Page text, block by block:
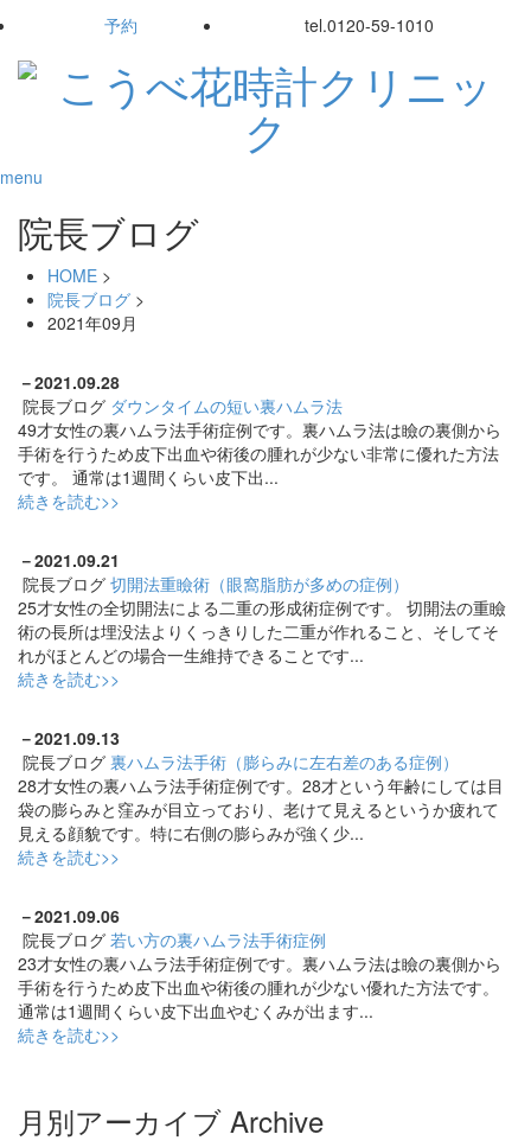
予約 tel.0120-59-1010
menu
院長ブログ
HOME >
院長ブログ >
2021年09月
－2021.09.28
院長ブログ ダウンタイムの短い裏ハムラ法
49才女性の裏ハムラ法手術症例です。裏ハムラ法は瞼の裏側から
手術を行うため皮下出血や術後の腫れが少ない非常に優れた方法
です。 通常は1週間くらい皮下出...
続きを読む>>
－2021.09.21
院長ブログ 切開法重瞼術（眼窩脂肪が多めの症例）
25才女性の全切開法による二重の形成術症例です。 切開法の重瞼
術の長所は埋没法よりくっきりした二重が作れること、そしてそ
れがほとんどの場合一生維持できることです...
続きを読む>>
－2021.09.13
院長ブログ 裏ハムラ法手術（膨らみに左右差のある症例）
28才女性の裏ハムラ法手術症例です。28才という年齢にしては目
袋の膨らみと窪みが目立っており、老けて見えるというか疲れて
見える顔貌です。特に右側の膨らみが強く少...
続きを読む>>
－2021.09.06
院長ブログ 若い方の裏ハムラ法手術症例
23才女性の裏ハムラ法手術症例です。裏ハムラ法は瞼の裏側から
手術を行うため皮下出血や術後の腫れが少ない優れた方法です。
通常は1週間くらい皮下出血やむくみが出ます...
続きを読む>>
月別アーカイブ Archive